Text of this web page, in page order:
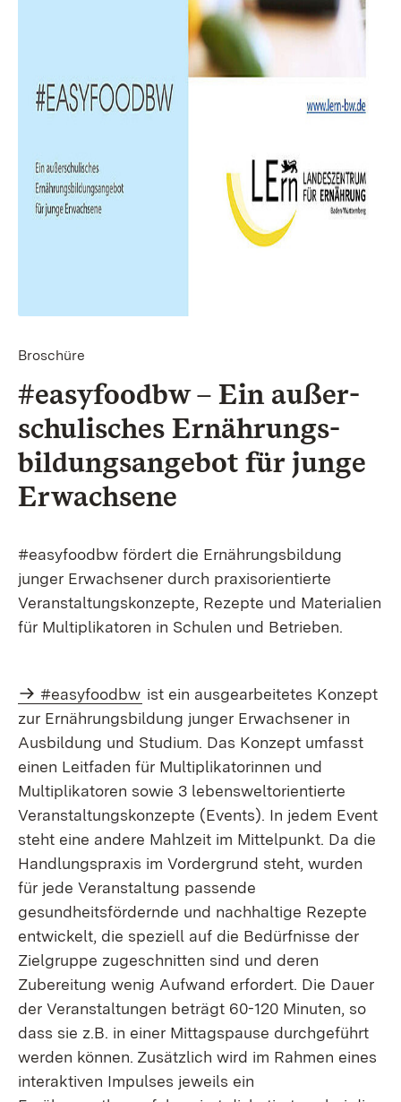
Broschüre
#easy­foodbw– Ein außer­
schulisches Ernährungs­
bildungs­angebot für junge
Erwachsene
#easyfoodbw fördert die Ernährungsbildung
junger Erwachsener durch praxisorientierte
Veranstaltungskonzepte, Rezepte und Materialien
für Multiplikatoren in Schulen und Betrieben.
#easyfoodbw ist ein ausgearbeitetes Konzept
zur Ernährungsbildung junger Erwachsener in
Ausbildung und Studium. Das Konzept umfasst
einen Leitfaden für Multiplikatorinnen und
Multiplikatoren sowie 3 lebensweltorientierte
Veranstaltungskonzepte (Events). In jedem Event
steht eine andere Mahlzeit im Mittelpunkt. Da die
Handlungspraxis im Vordergrund steht, wurden
für jede Veranstaltung passende
gesundheitsfördernde und nachhaltige Rezepte
entwickelt, die speziell auf die Bedürfnisse der
Zielgruppe zugeschnitten sind und deren
Zubereitung wenig Aufwand erfordert. Die Dauer
der Veranstaltungen beträgt 60-120 Minuten, so
dass sie z.B. in einer Mittagspause durchgeführt
werden können. Zusätzlich wird im Rahmen eines
interaktiven Impulses jeweils ein